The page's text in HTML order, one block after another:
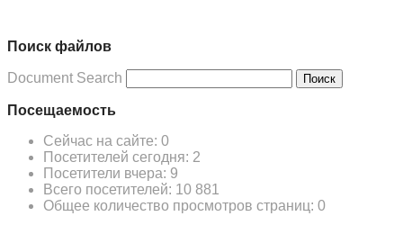
Поиск файлов
Document Search Поиск
Посещаемость
Сейчас на сайте: 0
Посетителей сегодня: 2
Посетители вчера: 9
Всего посетителей: 10 881
Общее количество просмотров страниц: 0